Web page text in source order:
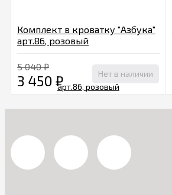
Комплект в кроватку "Азбука"
арт.86, розовый
5 040₽
3 450 ₽ Нет в наличии